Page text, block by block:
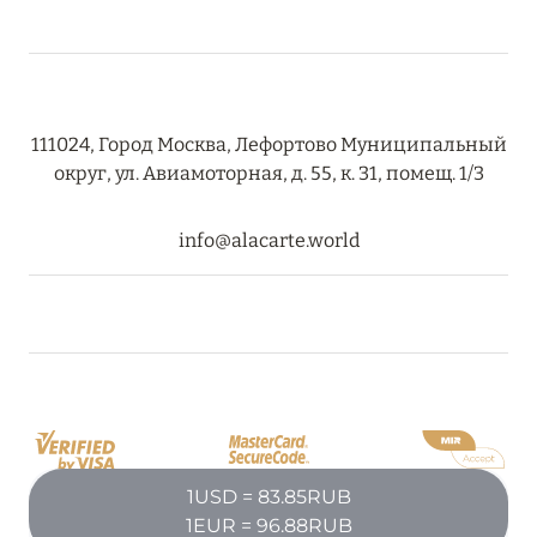
КОНЦЕПЦИЯ «ВСЁ ВКЛЮЧЕНО – ВСЁ
HÔTEL BARRIÈRE LES NEIGES
Подробнее
111024, Город Москва, Лефортово Муниципальный
округ, ул. Авиамоторная, д. 55, к. 31, помещ. 1/3
info@alacarte.world
1USD = 83.85RUB
1EUR = 96.88RUB